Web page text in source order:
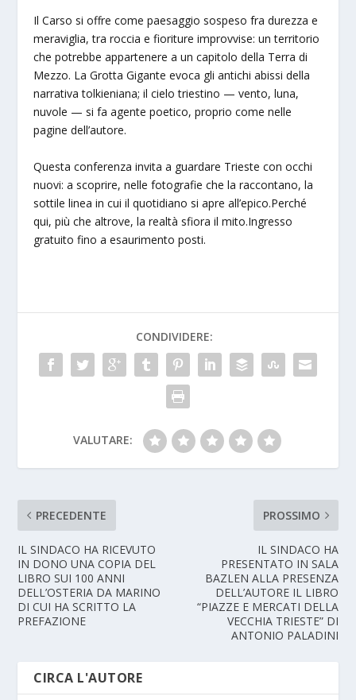
Il Carso si offre come paesaggio sospeso fra durezza e
meraviglia, tra roccia e fioriture improvvise: un territorio
che potrebbe appartenere a un capitolo della Terra di
Mezzo. La Grotta Gigante evoca gli antichi abissi della
narrativa tolkieniana; il cielo triestino — vento, luna,
nuvole — si fa agente poetico, proprio come nelle
pagine dell’autore.
Questa conferenza invita a guardare Trieste con occhi
nuovi: a scoprire, nelle fotografie che la raccontano, la
sottile linea in cui il quotidiano si apre all’epico.Perché
qui, più che altrove, la realtà sfiora il mito.Ingresso
gratuito fino a esaurimento posti.
CONDIVIDERE:
VALUTARE:
PRECEDENTE
IL SINDACO HA RICEVUTO
IN DONO UNA COPIA DEL
LIBRO SUI 100 ANNI
DELL’OSTERIA DA MARINO
DI CUI HA SCRITTO LA
PREFAZIONE
PROSSIMO
IL SINDACO HA
PRESENTATO IN SALA
BAZLEN ALLA PRESENZA
DELL’AUTORE IL LIBRO
“PIAZZE E MERCATI DELLA
VECCHIA TRIESTE” DI
ANTONIO PALADINI
CIRCA L'AUTORE